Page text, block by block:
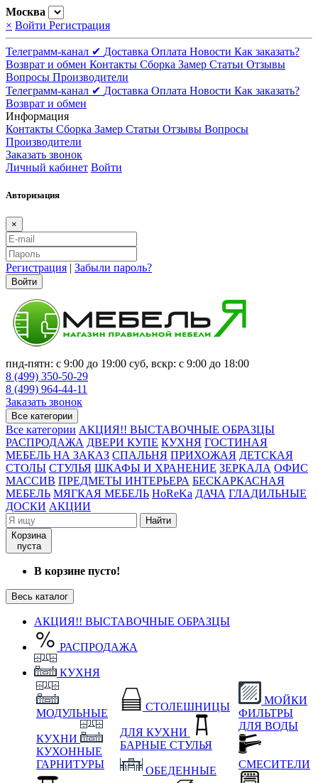
Москва
× Войти Регистрация
Телеграмм-канал ✔ Доставка Оплата Новости Как заказать?
Возврат и обмен Контакты Сборка Замер Статьи Отзывы
Вопросы Производители
Телеграмм-канал ✔ Доставка Оплата Новости Как заказать?
Возврат и обмен
Информация
Контакты Сборка Замер Статьи Отзывы Вопросы
Производители
Заказать звонок
Личный кабинет Войти
Авторизация
×
Регистрация | Забыли пароль?
Войти
пнд-пятн: с 9:00 до 19:00 суб, вскр: с 9:00 до 18:00
8 (499) 350-50-29
8 (499) 964-44-11
Заказать звонок
Все категории
Все категории АКЦИЯ!! ВЫСТАВОЧНЫЕ ОБРАЗЦЫ
РАСПРОДАЖА ДВЕРИ КУПЕ КУХНЯ ГОСТИНАЯ
МЕБЕЛЬ НА ЗАКАЗ СПАЛЬНЯ ПРИХОЖАЯ ДЕТСКАЯ
СТОЛЫ СТУЛЬЯ ШКАФЫ И ХРАНЕНИЕ ЗЕРКАЛА ОФИС
МАССИВ ПРЕДМЕТЫ ИНТЕРЬЕРА БЕСКАРКАСНАЯ
МЕБЕЛЬ МЯГКАЯ МЕБЕЛЬ HoReKa ДАЧА ГЛАДИЛЬНЫЕ
ДОСКИ АКЦИИ
Найти
Корзина
пуста
В корзине пусто!
Весь каталог
АКЦИЯ!! ВЫСТАВОЧНЫЕ ОБРАЗЦЫ
РАСПРОДАЖА
КУХНЯ
МОДУЛЬНЫЕ
КУХНИ
КУХОННЫЕ
ГАРНИТУРЫ
СТОЛЕШНИЦЫ
ДЛЯ КУХНИ
БАРНЫЕ СТУЛЬЯ
ОБЕДЕННЫЕ
МОЙКИ
ФИЛЬТРЫ
ДЛЯ ВОДЫ
СМЕСИТЕЛИ